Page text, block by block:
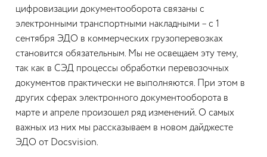
цифровизации документооборота связаны с
электронными транспортными накладными – с 1
сентября ЭДО в коммерческих грузоперевозках
становится обязательным. Мы не освещаем эту тему,
так как в СЭД процессы обработки перевозочных
документов практически не выполняются. При этом в
других сферах электронного документооборота в
марте и апреле произошел ряд изменений. О самых
важных из них мы рассказываем в новом дайджесте
ЭДО от Docsvision.